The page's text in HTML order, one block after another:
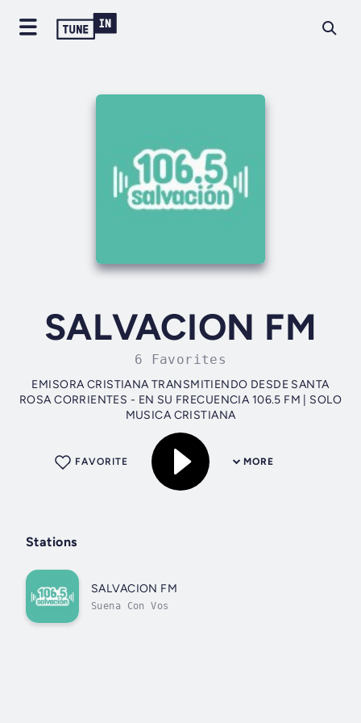
SALVACION FM
6 Favorites
EMISORA CRISTIANA TRANSMITIENDO DESDE SANTA
ROSA CORRIENTES - EN SU FRECUENCIA 106.5 FM | SOLO
MUSICA CRISTIANA
MORE
FAVORITE
Stations
SALVACION FM
Suena Con Vos